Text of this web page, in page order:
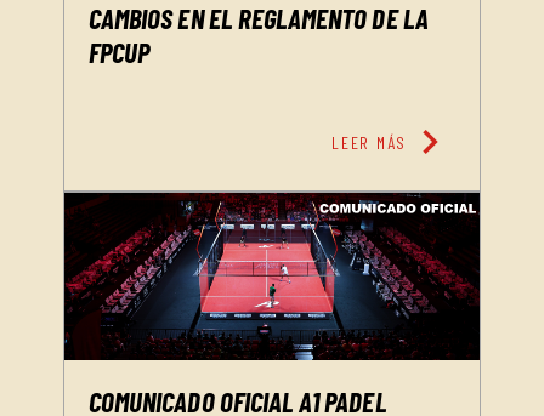
CAMBIOS EN EL REGLAMENTO DE LA
FPCUP
LEER MÁS chevron_right
COMUNICADO OFICIAL A1 PADEL